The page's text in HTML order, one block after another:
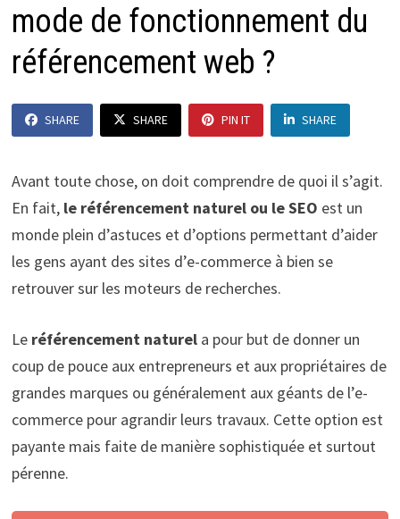
mode de fonctionnement du
référencement web ?
SHARE SHARE PIN IT SHARE
Avant toute chose, on doit comprendre de quoi il s’agit.
En fait, le référencement naturel ou le SEO est un
monde plein d’astuces et d’options permettant d’aider
les gens ayant des sites d’e-commerce à bien se
retrouver sur les moteurs de recherches.
Leréférencement naturela pour but de donner un
coup de pouce aux entrepreneurs et aux propriétaires de
grandes marques ou généralement aux géants de l’e-
commerce pour agrandir leurs travaux. Cette option est
payante mais faite de manière sophistiquée et surtout
pérenne.